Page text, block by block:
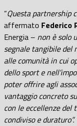
“Questa partnership
affermato Federico
Energia – non è solo
segnale tangibile del
alle comunità in cui
dello sport e
poter offrire agli
vantaggio concreto
con le eccellenze
condiviso e duraturo”.